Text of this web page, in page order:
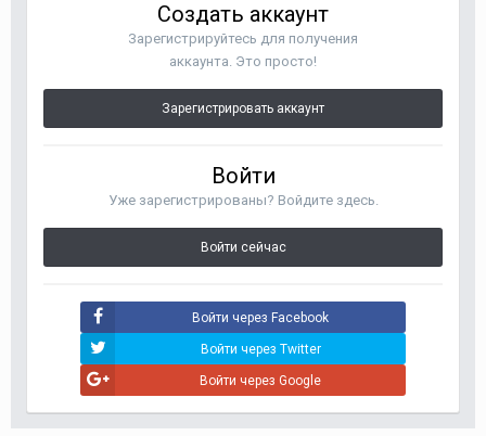
Создать аккаунт
Зарегистрируйтесь для получения
аккаунта. Это просто!
Зарегистрировать аккаунт
Войти
Уже зарегистрированы? Войдите здесь.
Войти сейчас
Войти через Facebook
Войти через Twitter
Войти через Google